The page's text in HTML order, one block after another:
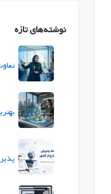
نوشته‌های تازه